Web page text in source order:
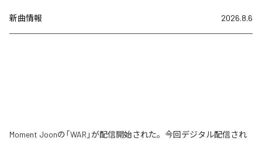
新曲情報 2026.8.6
Moment Joonの「WAR」が配信開始された。今回デジタル配信され